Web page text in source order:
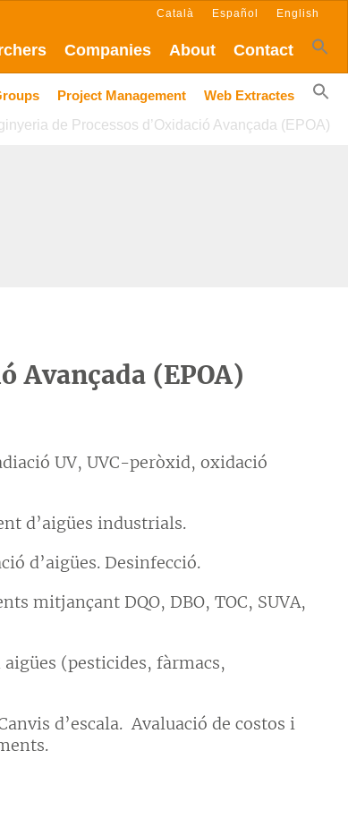
Companies About Contact
Català Español English
Project Management
Web Extractes
de Processos d’Oxidació Avançada (EPOA)
Avançada (EPOA)
UV, UVC-peròxid, oxidació
d’aigües industrials.
d’aigües. Desinfecció.
mitjançant DQO, DBO, TOC, SUVA,
(pesticides, fàrmacs,
d’escala. Avaluació de costos i